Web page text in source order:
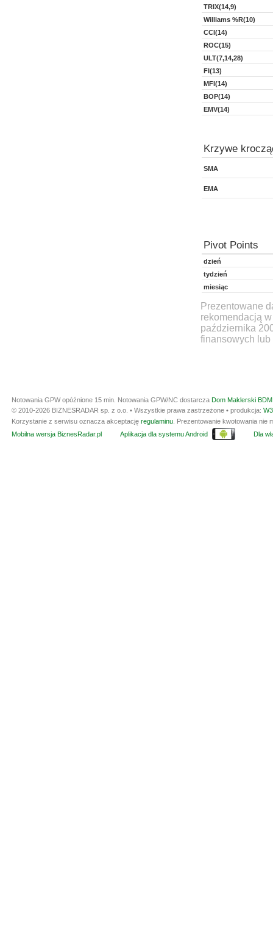
TRIX(14,9)
Williams %R(10)
CCI(14)
ROC(15)
ULT(7,14,28)
FI(13)
MFI(14)
BOP(14)
EMV(14)
Krzywe
SMA
EMA
Pivot Points
dzień
tydzień
miesiąc
Prezentowane
rekomendacją
października
finansowych lub
Notowania GPW opóźnione 15 min. Notowania GPW/NC dostarcza Dom Maklerski
© 2010-2026 BIZNESRADAR sp. z o.o. • Wszystkie prawa zastrzeżone • produkcja:
Korzystanie z serwisu oznacza akceptację regulaminu . Prezentowanie kwotowania
Mobilna wersja BiznesRadar.pl
Aplikacja dla systemu Android Dla